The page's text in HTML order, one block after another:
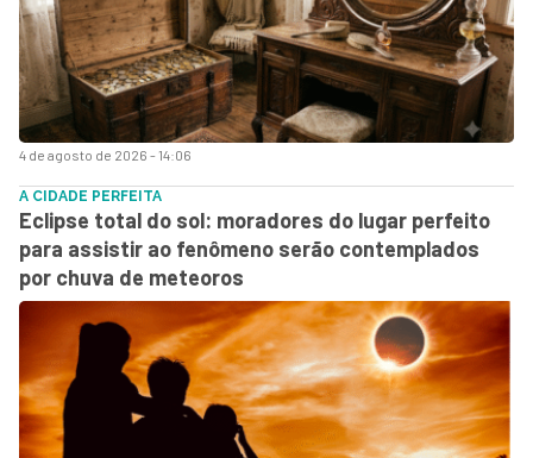
4 de agosto de 2026 - 14:06
A CIDADE PERFEITA
Eclipse total do sol: moradores do lugar perfeito
para assistir ao fenômeno serão contemplados
por chuva de meteoros